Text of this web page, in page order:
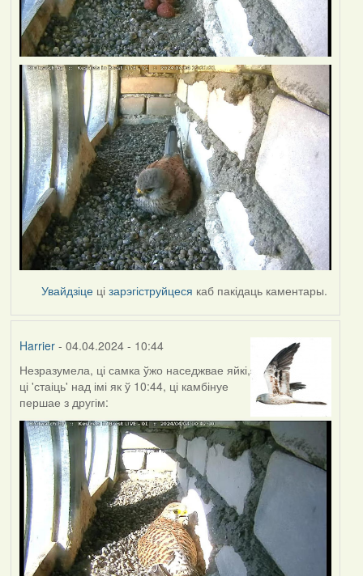
Увайдзіце цізарэгіструйцеся каб пакідаць каментары.
Harrier- 04.04.2024 - 10:44
Незразумела, ці самка ўжо наседжвае яйкі,
ці 'стаіць' над імі як ў 10:44, ці камбінуе
першае з другім: